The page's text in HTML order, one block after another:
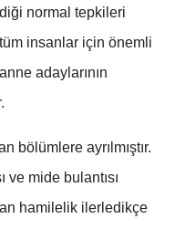
normal tepkileri
insanlar için önemli
adaylarının
bölümlere ayrılmıştır.
ve mide bulantısı
hamilelik ilerledikçe